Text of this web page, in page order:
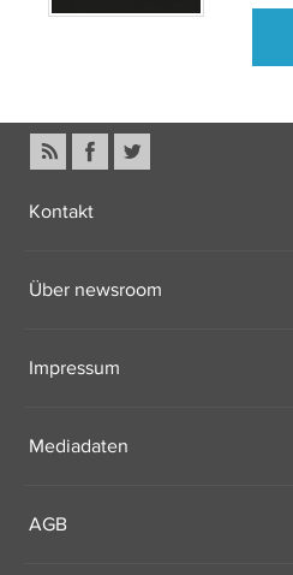
Kontakt
Über newsroom
Impressum
Mediadaten
AGB